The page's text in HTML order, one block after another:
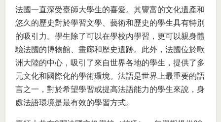
法國一直深受臺師大學生的喜愛。其豐富的文化遺產和
悠久的歷史對於學習文學、藝術和歷史的學生具有特別
的吸引力。學生除了可以在學校內學習，更可以親身體
驗法國的博物館、畫廊和歷史遺跡。此外，法國位於歐
洲大陸的中心，吸引了來自世界各地的學生，提供了多
元文化和國際化的學術環境。法語是世界上最重要的語
言之一，對於希望學習或提高法語能力的學生來說，身
處法語環境是最有效的學習方式。